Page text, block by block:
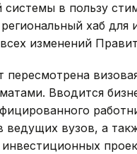
системы в пользу
хаб для
изменений
Вводится
ведущих вузов, а
инвестиционных